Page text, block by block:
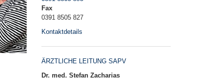
Fax
0391 8505 827
Kontaktdetails
ÄRZTLICHE LEITUNG SAPV
Dr. med. Stefan Zacharias